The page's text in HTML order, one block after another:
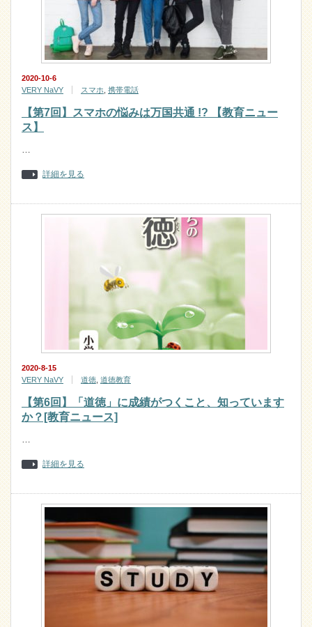
2020-10-6
VERY NaVY
スマホ 携帯電話
【第7回】スマホの悩みは万国共通 !? 【教育ニュー
ス】
…
詳細を見る
2020-8-15
VERY NaVY
道徳 道徳教育
【第6回】「道徳」に成績がつくこと、知っています
か？[教育ニュース]
…
詳細を見る